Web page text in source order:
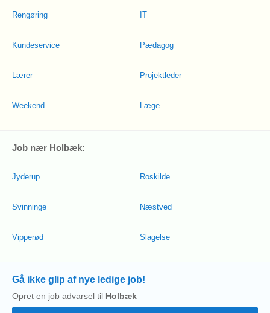
Rengøring
Kundeservice
Lærer
Weekend
IT
Pædagog
Projektleder
Læge
Job nær Holbæk:
Jyderup
Svinninge
Vipperød
Roskilde
Næstved
Slagelse
Gå ikke glip af nye ledige job!
Opret en job advarsel til Holbæk